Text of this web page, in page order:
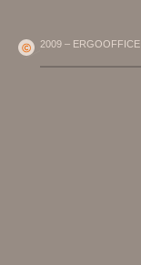
2009 – ERGOOFFICE